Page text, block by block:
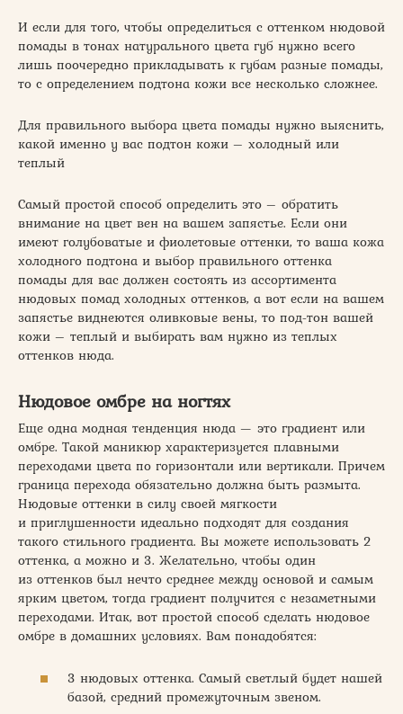
И если для того, чтобы определиться с оттенком нюдовой
помады в тонах натурального цвета губ нужно всего
лишь поочередно прикладывать к губам разные помады,
то с определением подтона кожи все несколько сложнее.
Для правильного выбора цвета помады нужно выяснить,
какой именно у вас подтон кожи – холодный или
теплый
Самый простой способ определить это – обратить
внимание на цвет вен на вашем запястье. Если они
имеют голубоватые и фиолетовые оттенки, то ваша кожа
холодного подтона и выбор правильного оттенка
помады для вас должен состоять из ассортимента
нюдовых помад холодных оттенков, а вот если на вашем
запястье виднеются оливковые вены, то под-тон вашей
кожи – теплый и выбирать вам нужно из теплых
оттенков нюда.
Нюдовое омбре на ногтях
Еще одна модная тенденция нюда — это градиент или
омбре. Такой маникюр характеризуется плавными
переходами цвета по горизонтали или вертикали. Причем
граница перехода обязательно должна быть размыта.
Нюдовые оттенки в силу своей мягкости
и приглушенности идеально подходят для создания
такого стильного градиента. Вы можете использовать 2
оттенка, а можно и 3. Желательно, чтобы один
из оттенков был нечто среднее между основой и самым
ярким цветом, тогда градиент получится с незаметными
переходами. Итак, вот простой способ сделать нюдовое
омбре в домашних условиях. Вам понадобятся:
3 нюдовых оттенка. Самый светлый будет нашей
базой, средний промежуточным звеном.